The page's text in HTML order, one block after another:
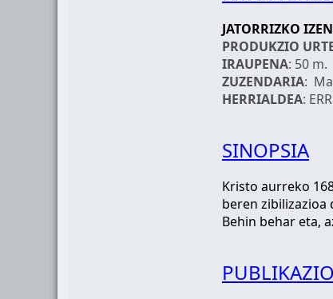
JATORRIZKO
PRODUKZIO
IRAUPENA: 50 m.
ZUZENDARIA:
HERRIALDEA:
SINOPSIA
Kristo aurreko
beren
Behin behar eta,